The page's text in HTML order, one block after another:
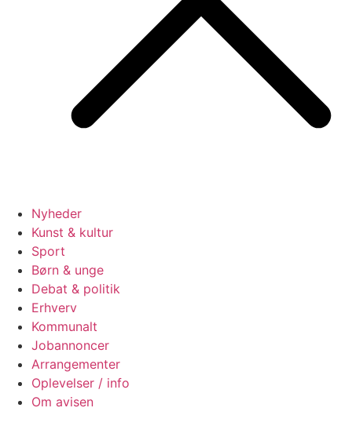
Nyheder
Kunst & kultur
Sport
Børn & unge
Debat & politik
Erhverv
Kommunalt
Jobannoncer
Arrangementer
Oplevelser / info
Om avisen